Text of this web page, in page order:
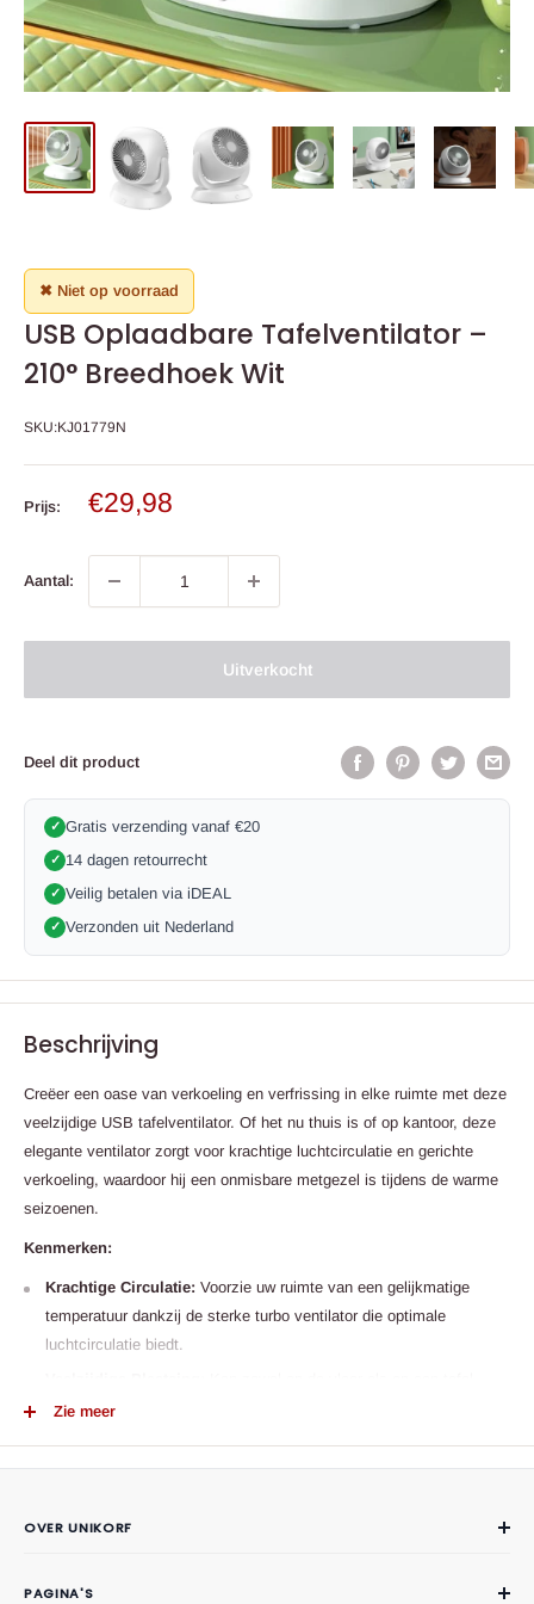
✖ Niet op voorraad
USB Oplaadbare Tafelventilator –
210° Breedhoek Wit
SKU:KJ01779N
Prijs:
Verkoop
€29,98
Aantal:
Uitverkocht
Deel dit product
✓ Gratis verzending vanaf €20
✓ 14 dagen retourrecht
✓ Veilig betalen via iDEAL
✓ Verzonden uit Nederland
Beschrijving
Creëer een oase van verkoeling en verfrissing in elke ruimte met deze
veelzijdige USB tafelventilator. Of het nu thuis is of op kantoor, deze
elegante ventilator zorgt voor krachtige luchtcirculatie en gerichte
verkoeling, waardoor hij een onmisbare metgezel is tijdens de warme
seizoenen.
Kenmerken:
Krachtige Circulatie: Voorzie uw ruimte van een gelijkmatige
temperatuur dankzij de sterke turbo ventilator die optimale
luchtcirculatie biedt.
worden geplaatst, waardoor hij geschikt is voor verschillende
Instelbare Hoek:Geniet van een breedhoek ventilatie met een
gerichte luchtstroom.
batterij voor langdurig gebruik zonder constante oplaadbehoefte.
Zie meer
OVER UNIKORF
PAGINA'S